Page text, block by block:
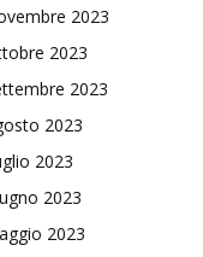
2023
2023
2023
2023
2023
2023
2023